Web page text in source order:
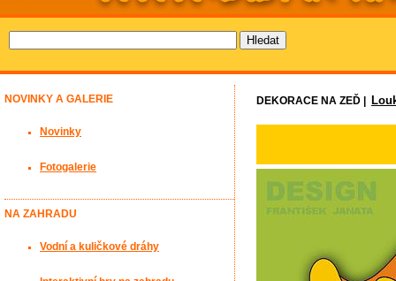
DEKORACE NA ZEĎ |
NOVINKY A GALERIE
Novinky
Fotogalerie
NA ZAHRADU
Vodní a kuličkové dráhy